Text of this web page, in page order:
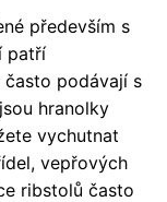
především s
patří
často podávají s
hranolky
vychutnat
vepřových
ribstolů často